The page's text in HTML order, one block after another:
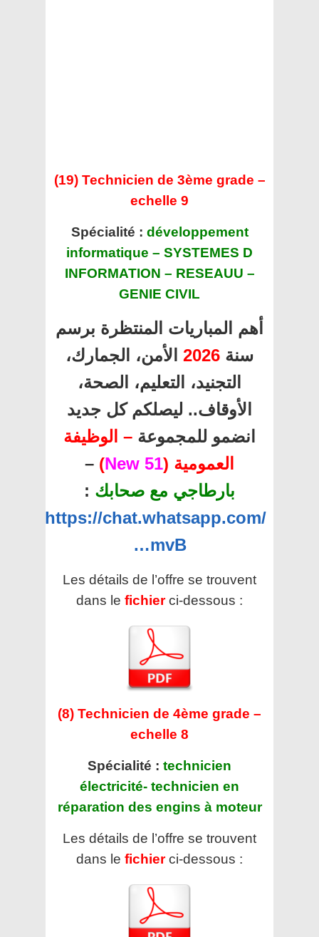
(19) Technicien de 3ème grade –
echelle 9
Spécialité : développement
informatique – SYSTEMES D
INFORMATION – RESEAUU –
GENIE CIVIL
أهم المباريات المنتظرة برسم
سنة 2026 الأمن، الجمارك،
التجنيد، التعليم، الصحة،
الأوقاف.. ليصلكم كل جديد
انضمو للمجموعة – الوظيفة
العمومية (51 New
)
–
بارطاجي مع صحابك :
https://chat.whatsapp.com/
…mvB
Les détails de l’offre se trouvent
dans le fichier ci-dessous :
(8) Technicien de 4ème grade –
echelle 8
Spécialité : technicien
électricité- technicien en
réparation des engins à moteur
Les détails de l’offre se trouvent
dans le fichier ci-dessous :